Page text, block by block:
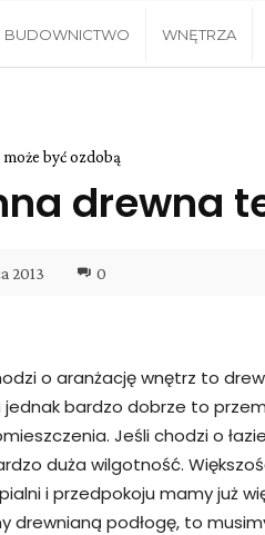
BUDOWNICTWO WNĘTRZA
być ozdobą
drewna
2013 0
o aranżację wnętrz to
bardzo dobrze to
Jeśli chodzi o
duża wilgotność.
i przedpokoju mamy już
drewnianą podłogę, to